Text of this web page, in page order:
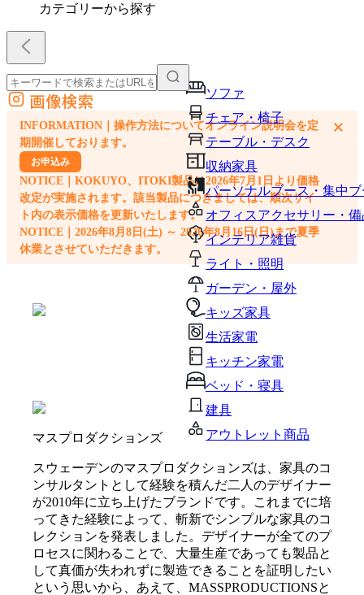
カテゴリーから探す
ソファ
チェア・椅子
テーブル・デスク
収納家具
パーソナルブース・集中
オフィスアクセサリー・備
インテリア雑貨
ライト・照明
ガーデン・屋外
キッズ家具
生活家電
キッチン家電
ベッド・寝具
建具
アウトレット商品
外部サイトの商品をカートに追加
他のサイトで見つけた商品ページのURLを貼り付けて、カートに追加できます
画像検索
INFORMATION｜操作方法についてオンライン説明会を定
期開催しております。
お申込み
NOTICE｜KOKUYO、ITOKI製品は2026年7月1日より価格
改定が実施されます。該当製品につきましては、順次サイ
ト内の表示価格を更新いたします。
NOTICE｜2026年8月8日(土) ～ 2026年8月16日(日)まで夏季
休業とさせていただきます。
×
マスプロダクションズ
スウェーデンのマスプロダクションズは、家具のコ
ンサルタントとして経験を積んだ二人のデザイナー
が2010年に立ち上げたブランドです。これまでに培
ってきた経験によって、斬新でシンプルな家具のコ
レクションを発表しました。デザイナーが全てのプ
ロセスに関わることで、大量生産であっても製品と
して真価が失われずに製造できることを証明したい
という思いから、あえて、MASSPRODUCTIONSと